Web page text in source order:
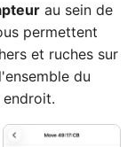
au sein de
permettent
et ruches sur
du